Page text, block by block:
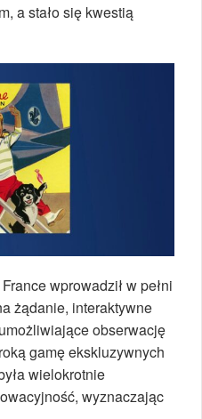
a stało się kwestią
wprowadził w pełni
żądanie, interaktywne
obserwację
gamę ekskluzywnych
wielokrotnie
wyznaczając